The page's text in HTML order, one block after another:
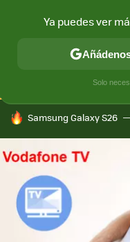
CONECTIVIDAD
HOY SE HABLA DE
Samsung Galaxy S26
Ya puedes ver
Solo